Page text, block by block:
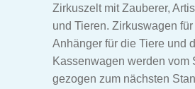
Schloss & Garten
Eisenbahn Bastelbogen
Zirkuszelt mit Zauberer,
und Tieren. Zirkuswagen
Anhänger für die Tiere und
Kassenwagen werden vom
gezogen zum nächsten